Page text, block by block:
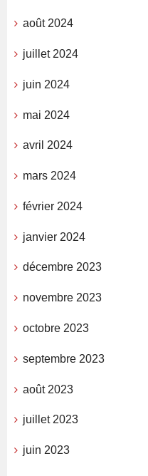
août 2024
juillet 2024
juin 2024
mai 2024
avril 2024
mars 2024
février 2024
janvier 2024
décembre 2023
novembre 2023
octobre 2023
septembre 2023
août 2023
juillet 2023
juin 2023